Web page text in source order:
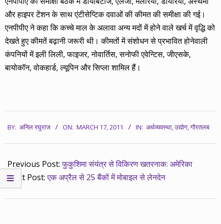
और हाइपर टेंशन के साथ एंटीसेप्टिक दवाओं की कीमत की समीक्षा की गई।
एनपीपीए ने कहा कि कच्चे माल के अलावा अन्य मदों में होने वाले खर्च में वृद्धि को
देखते हुए कीमतें बढ़ानी जरूरी थी। कीमतों में संशोधन से प्रभावित होनेवाली
कंपनियों में इली लिली, फाइजर, नोवार्तिस, सनोफी एवेन्टिस, जीएसके,
बायोकॉन, वोकहार्ड, ल्यूपिन और सिप्ला शामिल हैं।
03-
17
BY: अनिल रघुराज ON: MARCH 17, 2011 IN: अर्थव्यवस्था,उद्योग,गौरतलब
Previous Post:फुकुशिमा संयंत्र से विकिरण खतरनाक: अमेरिका
Next Post:एक अप्रैल से 25 बैंकों में मोबाइल से लेनदेन